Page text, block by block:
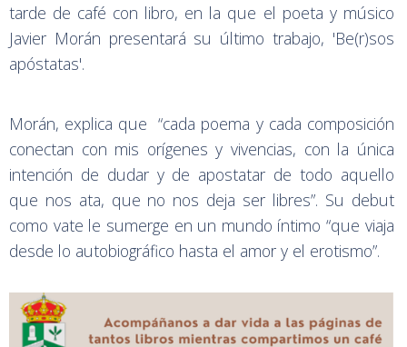
tarde de café con libro, en la que el poeta y músico
Javier Morán presentará su último trabajo, 'Be(r)sos
apóstatas'.
Morán, explica que “cada poema y cada composición
conectan con mis orígenes y vivencias, con la única
intención de dudar y de apostatar de todo aquello
que nos ata, que no nos deja ser libres”. Su debut
como vate le sumerge en un mundo íntimo “que viaja
desde lo autobiográfico hasta el amor y el erotismo”.